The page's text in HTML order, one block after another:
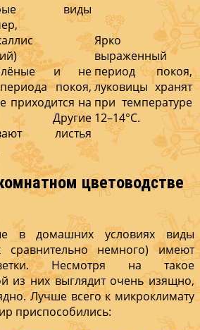
виды
и не
покоя,
приходится на
Другие
листья
Ярко
выраженный
период покоя,
луковицы хранят
при температуре
12–14°С.
цветоводстве
в домашних условиях виды
сравнительно немного) имеют
Несмотря на такое
из них выглядит очень изящно,
Лучше всего к микроклимату
приспособились: